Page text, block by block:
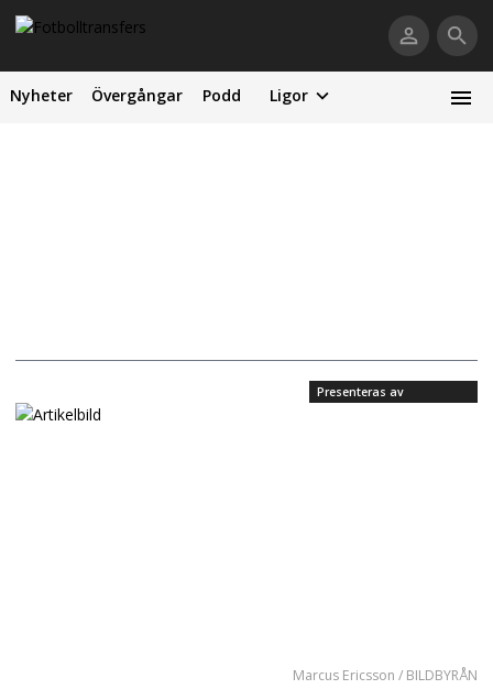
Nyheter Övergångar Podd Ligor
Presenteras av
Marcus Ericsson / BILDBYRÅN